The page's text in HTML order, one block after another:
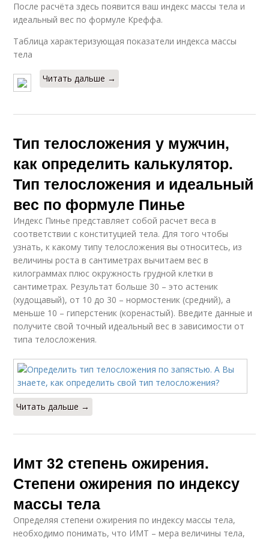
После расчёта здесь появится ваш индекс массы тела и
идеальный вес по формуле Креффа.
Таблица характеризующая показатели индекса массы
тела
Читать дальше →
Тип телосложения у мужчин,
как определить калькулятор.
Тип телосложения и идеальный
вес по формуле Пинье
Индекс Пинье представляет собой расчет веса в
соответствии с конституцией тела. Для того чтобы
узнать, к какому типу телосложения вы относитесь, из
величины роста в сантиметрах вычитаем вес в
килограммах плюс окружность грудной клетки в
сантиметрах. Результат больше 30 – это астеник
(худощавый), от 10 до 30 – нормостеник (средний), а
меньше 10 – гиперстеник (коренастый). Введите данные и
получите свой точный идеальный вес в зависимости от
типа телосложения.
Читать дальше →
Имт 32 степень ожирения.
Степени ожирения по индексу
массы тела
Определяя степени ожирения по индексу массы тела,
необходимо понимать, что ИМТ – мера величины тела,